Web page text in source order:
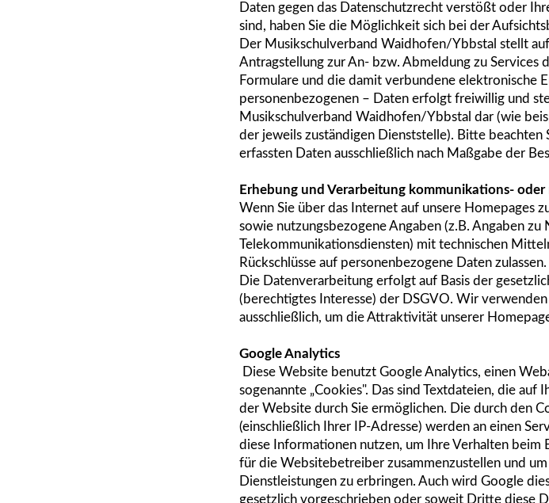
Daten gegen das Datenschutzrecht verstößt oder
sind, haben Sie die Möglichkeit sich bei der
Der Musikschulverband Waidhofen/Ybbstal stellt
Antragstellung zur An- bzw. Abmeldung zu Services
Formulare und die damit verbundene elektronische
personenbezogenen – Daten erfolgt freiwillig und
Musikschulverband Waidhofen/Ybbstal dar (wie
der jeweils zuständigen Dienststelle). Bitte
erfassten Daten ausschließlich nach Maßgabe der
Erhebung und Verarbeitung kommunikations-
Wenn Sie über das Internet auf unsere Homepages
sowie nutzungsbezogene Angaben (z.B. Angaben
Telekommunikationsdiensten) mit technischen
Rückschlüsse auf personenbezogene Daten zulassen.
Die Datenverarbeitung erfolgt auf Basis der
(berechtigtes Interesse) der DSGVO. Wir
ausschließlich, um die Attraktivität unserer
Google Analytics
Diese Website benutzt Google Analytics, einen
sogenannte „Cookies". Das sind Textdateien, die
der Website durch Sie ermöglichen. Die durch den
(einschließlich Ihrer IP-Adresse) werden an einen
diese Informationen nutzen, um Ihre Verhalten
für die Websitebetreiber zusammenzustellen und
Dienstleistungen zu erbringen. Auch wird Google
gesetzlich vorgeschrieben oder soweit Dritte diese